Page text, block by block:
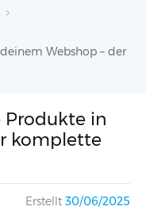
Webshop – der
Produkte in
komplette
Erstellt 30/06/2025